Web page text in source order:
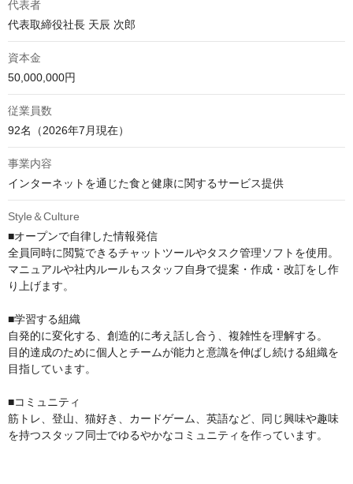
代表者
代表取締役社長 天辰 次郎
資本金
50,000,000円
従業員数
92名（2026年7月現在）
事業内容
インターネットを通じた食と健康に関するサービス提供
Style＆Culture
■オープンで自律した情報発信
全員同時に閲覧できるチャットツールやタスク管理ソフトを使用。
マニュアルや社内ルールもスタッフ自身で提案・作成・改訂をし作
り上げます。
■学習する組織
自発的に変化する、創造的に考え話し合う、複雑性を理解する。
目的達成のために個人とチームが能力と意識を伸ばし続ける組織を
目指しています。
■コミュニティ
筋トレ、登山、猫好き、カードゲーム、英語など、同じ興味や趣味
を持つスタッフ同士でゆるやかなコミュニティを作っています。